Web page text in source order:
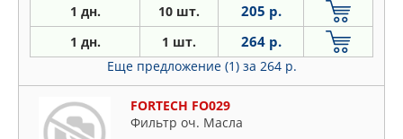
1 дн. 10 шт. 205 р.
1 дн. 1 шт. 264 р.
Еще предложение (1) за 264 р.
FORTECH FO029
Фильтр оч. Масла